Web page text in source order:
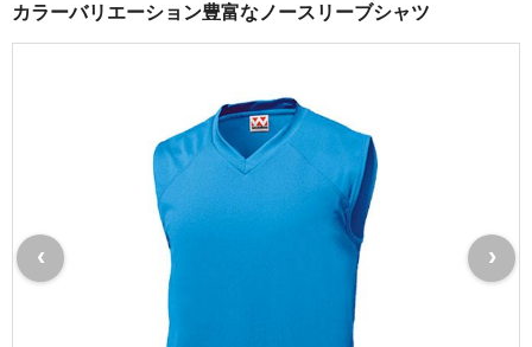
カラーバリエーション豊富なノースリーブシャツ
‹ ›